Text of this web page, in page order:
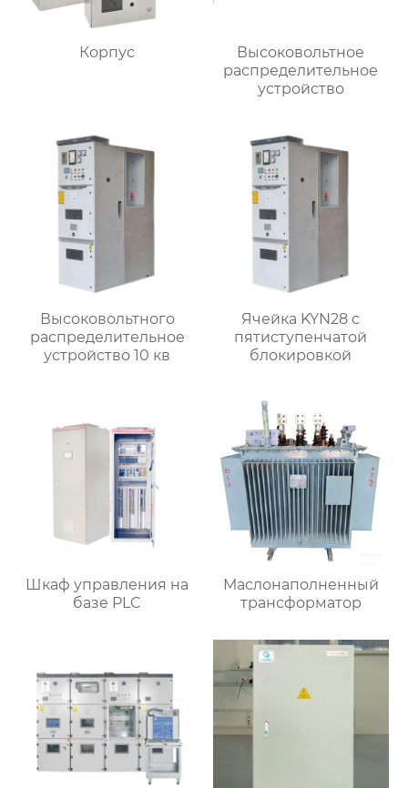
Корпус
Высоковольтное
распределительное
устройство
Высоковольтного
распределительное
устройство 10 кв
Ячейка KYN28 с
пятиступенчатой
блокировкой
Шкаф управления на
базе PLC
Маслонаполненный
трансформатор